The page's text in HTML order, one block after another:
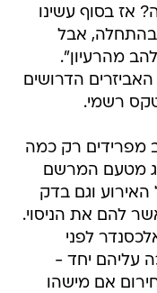
אז בסוף עשינו
בהתחלה, אבל
מהרעיון".
הדרושים
רשמי.
מפרידים רק כמה
מטעם המרשם
וגם בדק
להם את הניסוי.
לפני
עליהם יחד -
אם מישהו